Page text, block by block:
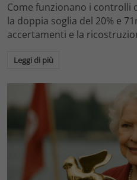
Come funzionano i controlli
la doppia soglia del 20% e
accertamenti e la
Leggi di più